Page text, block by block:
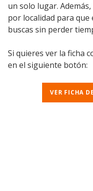
un solo lugar.
por localidad para
buscas sin perder
Si quieres ver la ficha
en el siguiente botón:
VER FICHA